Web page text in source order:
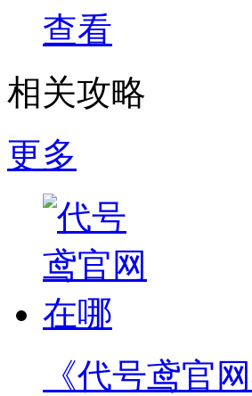
查看
相关攻略
更多
《代号鸢官